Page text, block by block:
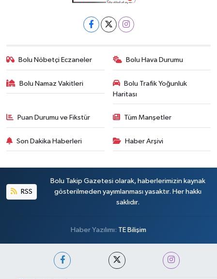
Bolu Nöbetçi Eczaneler Bolu Hava Durumu
Bolu Namaz Vakitleri
Bolu Trafik Yoğunluk
Haritası
Puan Durumu ve Fikstür Tüm Manşetler
Son Dakika Haberleri Haber Arşivi
RSS
Bolu Takip Gazetesi olarak, haberlerimizin kaynak
gösterilmeden yayımlanması yasaktır. Her hakkı
saklıdır.
Haber Yazılımı: TE Bilişim